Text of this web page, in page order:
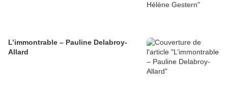
L’immontrable – Pauline Delabroy-
Allard